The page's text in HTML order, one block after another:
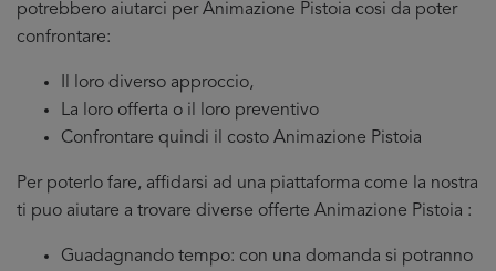
potrebbero aiutarci per Animazione Pistoia cosi da poter
confrontare:
Il loro diverso approccio,
La loro offerta o il loro preventivo
Confrontare quindi il costo Animazione Pistoia
Per poterlo fare, affidarsi ad una piattaforma come la nostra
ti puo aiutare a trovare diverse offerte Animazione Pistoia :
Guadagnando tempo: con una domanda si potranno